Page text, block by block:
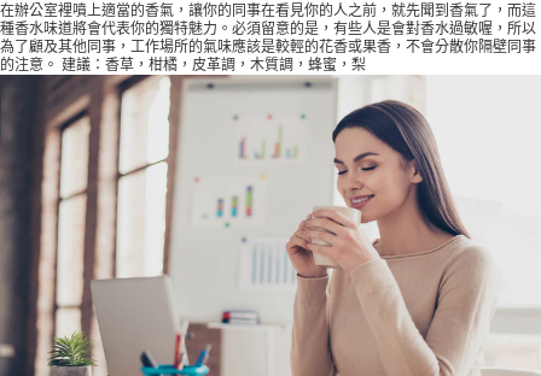
在辦公室裡噴上適當的香氣，讓你的同事在看見你的人之前，就先聞到香氣了，而這
種香水味道將會代表你的獨特魅力。必須留意的是，有些人是會對香水過敏喔，所以
為了顧及其他同事，工作場所的氣味應該是較輕的花香或果香，不會分散你隔壁同事
的注意。 建議：香草，柑橘，皮革調，木質調，蜂蜜，梨